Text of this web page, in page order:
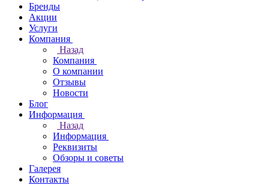
Бренды
Акции
Услуги
Компания
Назад
Компания
О компании
Отзывы
Новости
Блог
Информация
Назад
Информация
Реквизиты
Обзоры и советы
Галерея
Контакты